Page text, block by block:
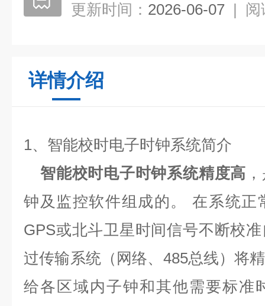
更新时间： 2026-06-07 | 阅
详情介绍
1、智能校时电子时钟系统简介
智能校时电子时钟系统精度高
钟及监控软件组成的。
在系统正
GPS或北斗卫星时间信号不断校
过传输系统（网络、 485总线）将
给各区域内子钟和其他需要标准